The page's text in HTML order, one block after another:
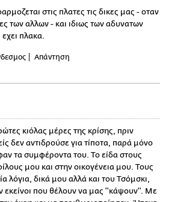
στις πλατες τις δικες μας - οταν
των αλλων - και ιδιως των αδυνατων
πλακα.
Απάντηση
κιόλας μέρες της κρίσης, πριν
δεν αντιδρούσε για τίποτα, παρά μόνο
τα συμφέροντα του. Το είδα στους
μου και στην οικογένεια μου. Τους
λόγια, δικά μου αλλά και του Τσόμσκι,
εκείνοι που θέλουν να μας ''κάψουν''. Με